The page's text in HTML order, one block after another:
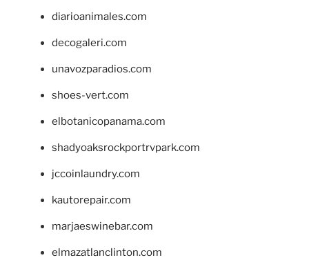
diarioanimales.com
decogaleri.com
unavozparadios.com
shoes-vert.com
elbotanicopanama.com
shadyoaksrockportrvpark.com
jccoinlaundry.com
kautorepair.com
marjaeswinebar.com
elmazatlanclinton.com